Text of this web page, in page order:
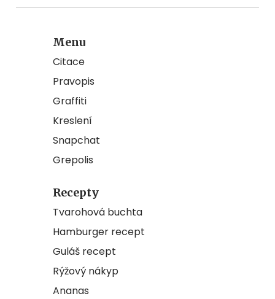
Menu
Citace
Pravopis
Graffiti
Kreslení
Snapchat
Grepolis
Recepty
Tvarohová buchta
Hamburger recept
Guláš recept
Rýžový nákyp
Ananas